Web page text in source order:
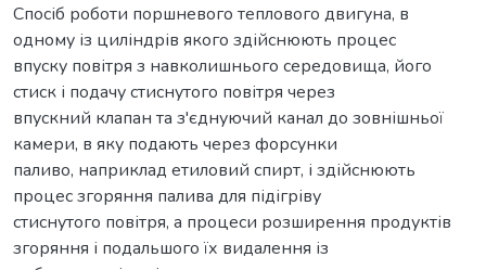
Спосіб роботи поршневого теплового двигуна, в
одному із циліндрів якого здійснюють процес
впуску повітря з навколишнього середовища, його
стиск і подачу стиснутого повітря через
впускний клапан та з'єднуючий канал до зовнішньої
камери, в яку подають через форсунки
паливо, наприклад етиловий спирт, і здійснюють
процес згоряння палива для підігріву
стиснутого повітря, а процеси розширення продуктів
згоряння і подальшого їх видалення із